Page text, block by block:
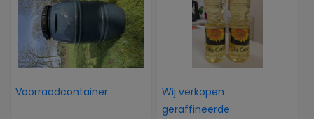
Voorraadcontainer
Wij verkopen
geraffineerde